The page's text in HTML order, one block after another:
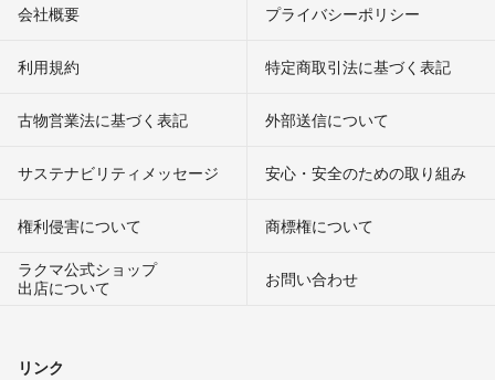
会社概要 プライバシーポリシー
利用規約 特定商取引法に基づく表記
古物営業法に基づく表記 外部送信について
サステナビリティメッセージ 安心・安全のための取り組み
権利侵害について
商標権について
ラクマ公式ショップ
出店について
お問い合わせ
リンク